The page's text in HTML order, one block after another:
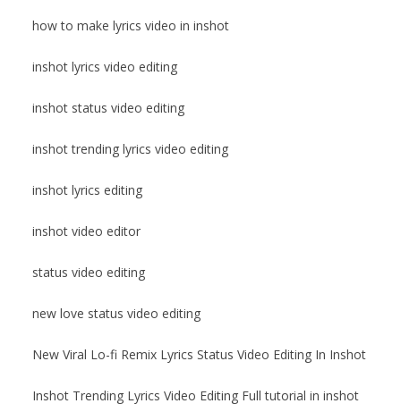
how to make lyrics video in inshot
inshot lyrics video editing
inshot status video editing
inshot trending lyrics video editing
inshot lyrics editing
inshot video editor
status video editing
new love status video editing
New Viral Lo-fi Remix Lyrics Status Video Editing In Inshot
Inshot Trending Lyrics Video Editing Full tutorial in inshot